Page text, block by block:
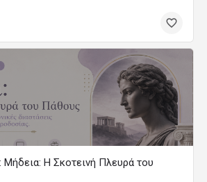
Η Σκοτεινή Πλευρά του